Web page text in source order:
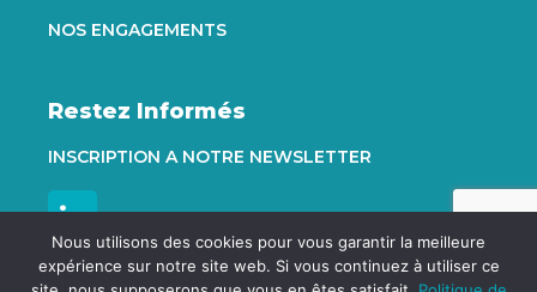
NOS ENGAGEMENTS
Restez Informés
INSCRIPTION A NOTRE NEWSLETTER
Nous utilisons des cookies pour vous garantir la meilleure
expérience sur notre site web. Si vous continuez à utiliser ce